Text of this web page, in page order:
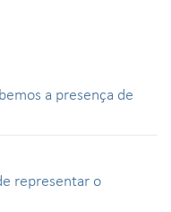
a presença de
representar o